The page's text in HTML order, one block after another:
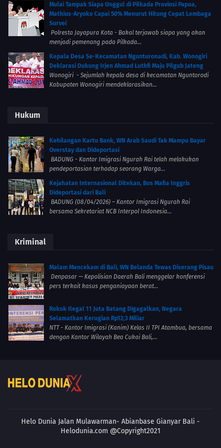
Mulai Tampak Siapa Unggul di Pilkada Provinsi Papua,
Mathius-Aryoko Capai 50% Menurut Hitung Cepat Lembaga
Survei
Polresta Jayapura Kota - Bakal terjawab siapa yang akan
menjadi pemenang pada Pilkada...
Kepala Desa Se-Kecamatan Ngunturonadi, Kab. Wonogiri
Deklarasi Dukung Irjen Ahmad Luthfi Maju Pilgub Jateng
Wonogiri - Sejumlah kepala desa di kecamatan Nguntorodi
Kabupaten Wonogiri mendeklarasikan...
Hukum
Kehilangan Kartu Bank, WN Arab Saudi Tak Mampu Bayar
Overstay dan Dideportasi
BADUNG - Kantor Imigrasi Ngurah Rai telah melakukan
pendeportasian terhadap seorang Warga...
Kejahatan Internasional Ditekan, Bos Mafia Inggris
Dideportasi dari Bali
BADUNG (08/04/2026) – Kantor Imigrasi Ngurah Rai
bersama Sekretariat NCB Interpol Indonesia...
Kriminal
Malam Mencekam di Bali, WN Belanda Tewas Diserang Pisau
Denpasar — Kepolisian Daerah Bali menggelar konferensi
pers terkait kasus penganiayaan berat...
Rokok Ilegal 11 Juta Batang Digagalkan, Negara
Selamatkan Kerugian Rp12,3 Miliar
NTT - Kantor Imigrasi (Kanim) Kelas II TPI Atambua, bersama
dengan Kantor Wilayah Bea Cukai Bali,...
Helo Dunia Jalan Mulawarman- Abianbase Gianyar Bali -
Helodunia.com @Copyright2021